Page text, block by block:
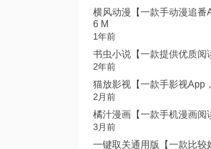
横风动漫【一款手动漫追番
6 M
1年前
书虫小说【一款提供优质阅
2年前
猫放影视【一款手影视App
2月前
橘汁漫画【一款手机漫画阅
3月前
一键取关通用版【一款比较